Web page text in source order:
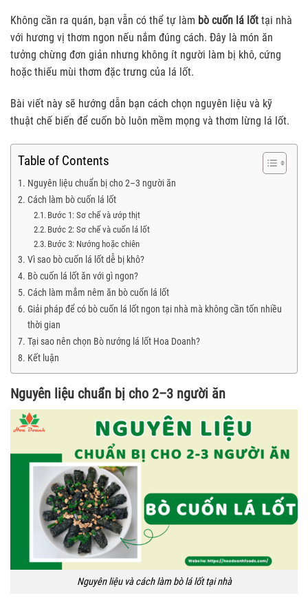
Không cần ra quán, bạn vẫn có thể tự làm bò cuốn lá lốt tại nhà
với hương vị thơm ngon nếu nắm đúng cách. Đây là món ăn
tưởng chừng đơn giản nhưng không ít người làm bị khô, cứng
hoặc thiếu mùi thơm đặc trưng của lá lốt.
Bài viết này sẽ hướng dẫn bạn cách chọn nguyên liệu và kỹ
thuật chế biến để cuốn bò luôn mềm mọng và thơm lừng lá lốt.
Table of Contents
Nguyên liệu chuẩn bị cho 2–3 người ăn
Cách làm bò cuốn lá lốt
Bước 1: Sơ chế và ướp thịt
Bước 2: Sơ chế và cuốn lá lốt
Bước 3: Nướng hoặc chiên
Vì sao bò cuốn lá lốt dễ bị khô?
Bò cuốn lá lốt ăn với gì ngon?
Cách làm mắm nêm ăn bò cuốn lá lốt
Giải pháp để có bò cuốn lá lốt ngon tại nhà mà không cần tốn nhiều
thời gian
Tại sao nên chọn Bò nướng lá lốt Hoa Doanh?
Kết luận
Nguyên liệu chuẩn bị cho 2–3 người ăn
Nguyên liệu và cách làm bò lá lốt tại nhà